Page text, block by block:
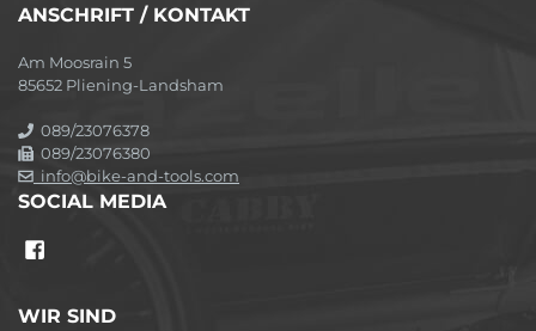
ANSCHRIFT / KONTAKT
Am Moosrain 5
85652 Pliening-Landsham
089/23076378
089/23076380
info@bike-and-tools.com
SOCIAL MEDIA
WIR SIND